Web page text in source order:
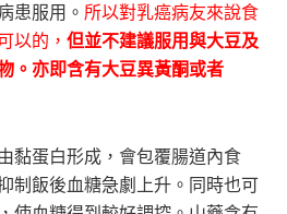
患服用。 所以對乳癌病友來說食
以的，但並不建議服用與大豆及
。亦即含有大豆異黃酮或者
黏蛋白形成，會包覆腸道內食
制飯後血糖急劇上升。同時也可